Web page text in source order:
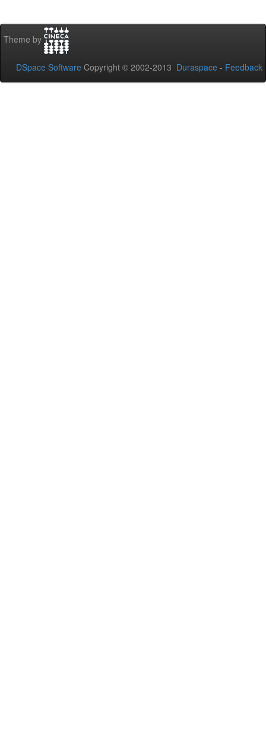
Theme by
DSpace Software Copyright © 2002-2013 Duraspace - Feedback